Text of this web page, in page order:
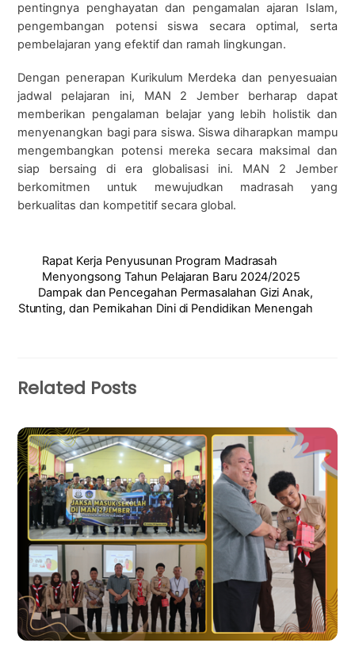
pentingnya penghayatan dan pengamalan ajaran Islam,
pengembangan potensi siswa secara optimal, serta
pembelajaran yang efektif dan ramah lingkungan.
Dengan penerapan Kurikulum Merdeka dan penyesuaian
jadwal pelajaran ini, MAN 2 Jember berharap dapat
memberikan pengalaman belajar yang lebih holistik dan
menyenangkan bagi para siswa. Siswa diharapkan mampu
mengembangkan potensi mereka secara maksimal dan
siap bersaing di era globalisasi ini. MAN 2 Jember
berkomitmen untuk mewujudkan madrasah yang
berkualitas dan kompetitif secara global.
Rapat Kerja Penyusunan Program Madrasah
Menyongsong Tahun Pelajaran Baru 2024/2025
Dampak dan Pencegahan Permasalahan Gizi Anak,
Stunting, dan Pernikahan Dini di Pendidikan Menengah
Related Posts